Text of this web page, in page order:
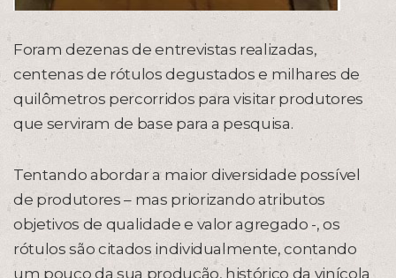
Foram dezenas de entrevistas realizadas,
centenas de rótulos degustados e milhares de
quilômetros percorridos para visitar produtores
que serviram de base para a pesquisa.
Tentando abordar a maior diversidade possível
de produtores – mas priorizando atributos
objetivos de qualidade e valor agregado -, os
rótulos são citados individualmente, contando
um pouco da sua produção, histórico da vinícola